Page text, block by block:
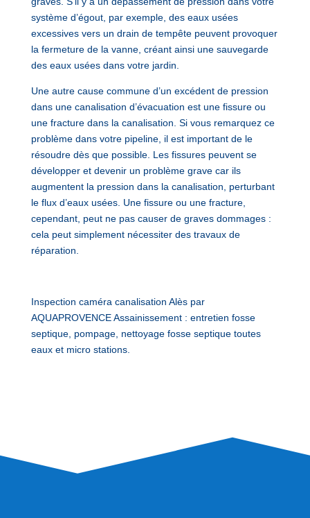
système d’égout, par exemple, des eaux usées
excessives vers un drain de tempête peuvent provoquer
la fermeture de la vanne, créant ainsi une sauvegarde
des eaux usées dans votre jardin.
Une autre cause commune d’un excédent de pression
dans une canalisation d’évacuation est une fissure ou
une fracture dans la canalisation. Si vous remarquez ce
problème dans votre pipeline, il est important de le
résoudre dès que possible. Les fissures peuvent se
développer et devenir un problème grave car ils
augmentent la pression dans la canalisation, perturbant
le flux d’eaux usées. Une fissure ou une fracture,
cependant, peut ne pas causer de graves dommages :
cela peut simplement nécessiter des travaux de
réparation.
Inspection caméra canalisation Alès par
AQUAPROVENCE Assainissement : entretien fosse
septique, pompage, nettoyage fosse septique toutes
eaux et micro stations.